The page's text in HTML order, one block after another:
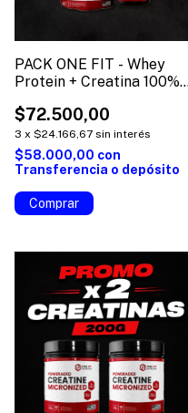
PACK ONE FIT - Whey
Protein + Creatina 100%
$72.500,00
3 x $24.166,67 sin interés
$58.000,00 con
Transferencia o depósito
Comprar